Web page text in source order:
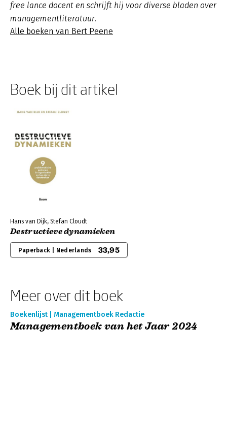
free lance docent en schrijft hij voor diverse bladen over
managementliteratuur.
Alle boeken van Bert Peene
Boek bij dit artikel
Hans van Dijk, Stefan Cloudt
Destructieve dynamieken
Paperback | Nederlands 33,95
Meer over dit boek
Boekenlijst | Managementboek Redactie
Managementboek van het Jaar 2024